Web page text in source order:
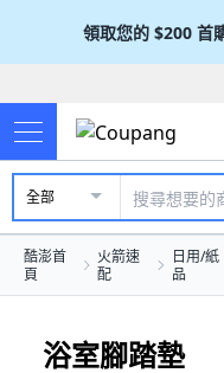
領取您的 $200 首
全部
酷澎首
頁
火箭速
配
日用/紙
品
浴室腳踏墊